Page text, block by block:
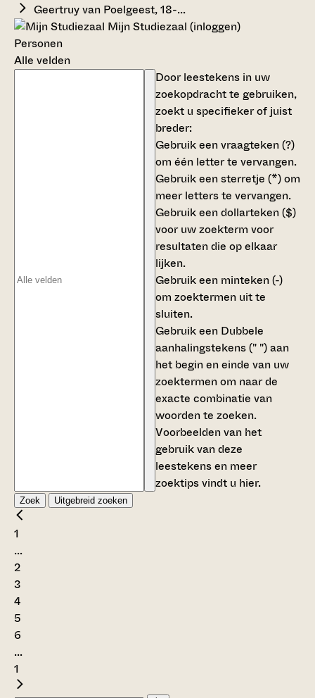
Geertruy van Poelgeest, 18-...
Mijn Studiezaal (inloggen)
Personen
Alle velden
Door leestekens in uw
zoekopdracht te gebruiken,
zoekt u specifieker of juist
breder:
Gebruik eenvraagteken (?)
om één letter te vervangen.
Gebruik eensterretje (*)om
meer letters te vervangen.
Gebruik eendollarteken ($)
voor uw zoekterm voor
resultaten die op elkaar
lijken.
Gebruik een minteken (-)
om zoektermen uit te
sluiten.
Gebruik een Dubbele
aanhalingstekens (" ")aan
het begin en einde van uw
zoektermen om naar de
exacte combinatie van
woorden te zoeken.
Voorbeelden van het
gebruik van deze
leestekens en meer
zoektips vindt u hier.
Zoek Uitgebreid zoeken
1
...
2
3
4
5
6
...
1